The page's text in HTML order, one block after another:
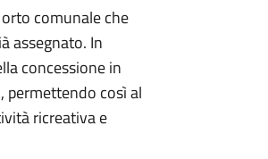
comunale che
assegnato. In
concessione in
permettendo così al
ricreativa e